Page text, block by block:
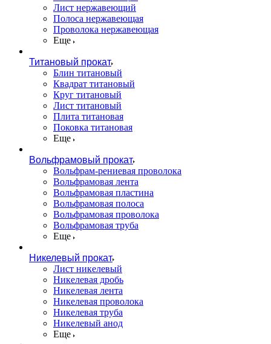
Лист нержавеющий
Полоса нержавеющая
Проволока нержавеющая
Еще
Титановый прокат
Блин титановый
Квадрат титановый
Круг титановый
Лист титановый
Плита титановая
Поковка титановая
Еще
Вольфрамовый прокат
Вольфрам-рениевая проволока
Вольфрамовая лента
Вольфрамовая пластина
Вольфрамовая полоса
Вольфрамовая проволока
Вольфрамовая труба
Еще
Никелевый прокат
Лист никелевый
Никелевая дробь
Никелевая лента
Никелевая проволока
Никелевая труба
Никелевый анод
Еще